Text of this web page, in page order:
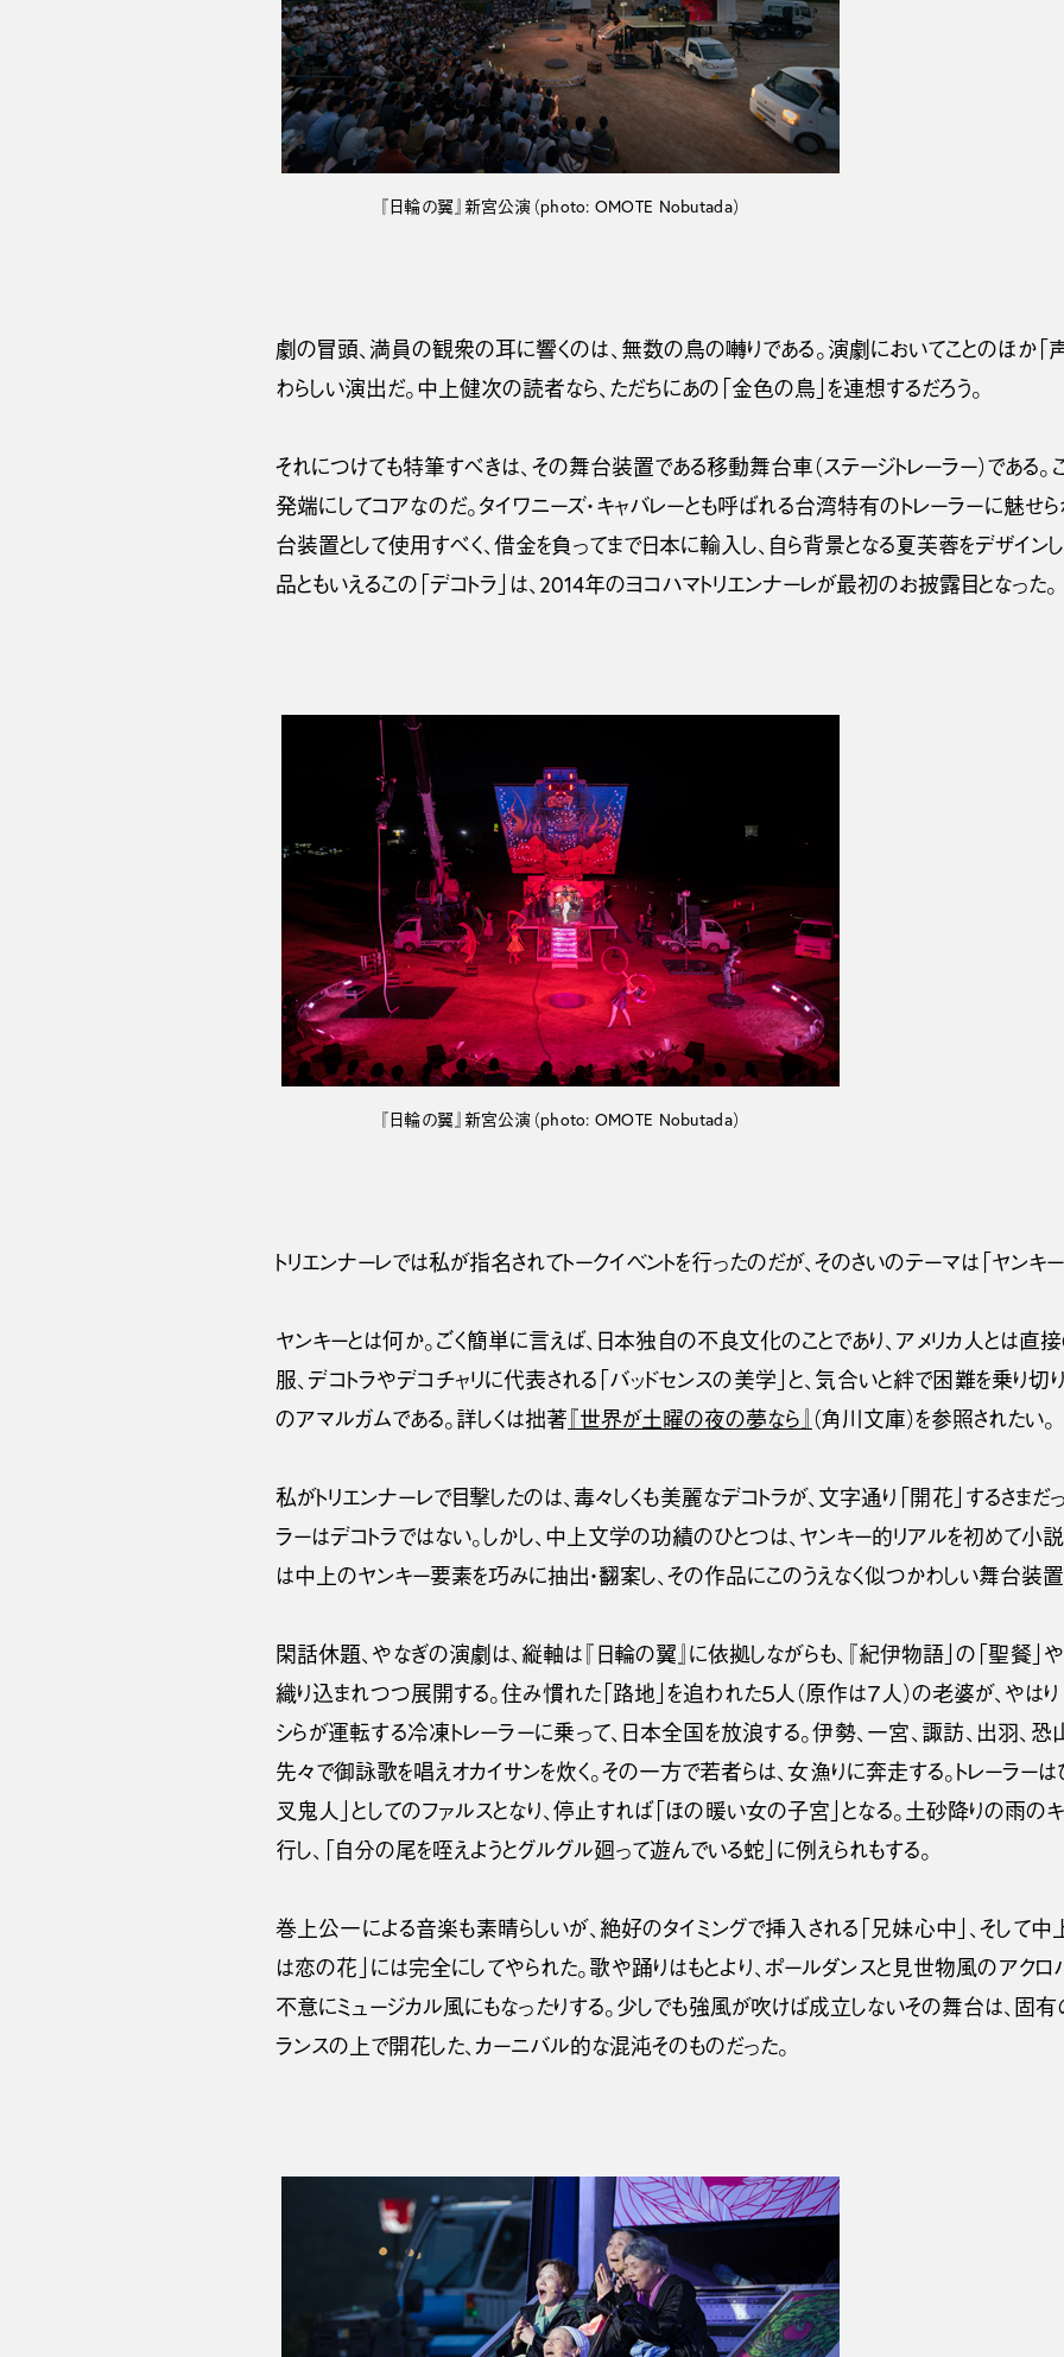
『日輪の翼』新宮公演（photo: OMOTE Nobutada）
劇の冒頭、満員の観衆の耳に響くのは、無数の鳥の囀りである。演劇においてことのほか「
わらしい演出だ。中上健次の読者なら、ただちにあの「金色の鳥」を連想するだろう。
それにつけても特筆すべきは、その舞台装置である移動舞台車（ステージトレーラー）である
発端にしてコアなのだ。タイワニーズ・キャバレーとも呼ばれる台湾特有のトレーラーに魅せ
台装置として使用すべく、借金を負ってまで日本に輸入し、自ら背景となる夏芙蓉をデザイン
品ともいえるこの「デコトラ」は、2014年のヨコハマトリエンナーレが最初のお披露目となった。
『日輪の翼』新宮公演（photo: OMOTE Nobutada）
トリエンナーレでは私が指名されてトークイベントを行ったのだが、そのさいのテーマは「ヤンキー
ヤンキーとは何か。ごく簡単に言えば、日本独自の不良文化のことであり、アメリカ人とは
服、デコトラやデコチャリに代表される「バッドセンスの美学」と、気合いと絆で困難を乗り切
のアマルガムである。詳しくは拙著 『世界が土曜の夜の夢なら』 （角川文庫）を参照されたい。
私がトリエンナーレで目撃したのは、毒々しくも美麗なデコトラが、文字通り「開花」するさま
ラーはデコトラではない。しかし、中上文学の功績のひとつは、ヤンキー的リアルを初めて小
は中上のヤンキー要素を巧みに抽出・翻案し、その作品にこのうえなく似つかわしい舞台装置
閑話休題、やなぎの演劇は、縦軸は『日輪の翼』に依拠しながらも、『紀伊物語」の「聖餐」
織り込まれつつ展開する。住み慣れた「路地」を追われた５人（原作は７人）の老婆が、やは
シらが運転する冷凍トレーラーに乗って、日本全国を放浪する。伊勢、一宮、諏訪、出羽、恐
先々で御詠歌を唱えオカイサンを炊く。その一方で若者らは、女漁りに奔走する。トレーラー
叉鬼人」としてのファルスとなり、停止すれば「ほの暖い女の子宮」となる。土砂降りの雨の
行し、「自分の尾を咥えようとグルグル廻って遊んでいる蛇」に例えられもする。
巻上公一による音楽も素晴らしいが、絶好のタイミングで挿入される「兄妹心中」、そして
は恋の花」には完全にしてやられた。歌や踊りはもとより、ポールダンスと見世物風のアクロ
不意にミュージカル風にもなったりする。少しでも強風が吹けば成立しないその舞台は、固
ランスの上で開花した、カーニバル的な混沌そのものだった。